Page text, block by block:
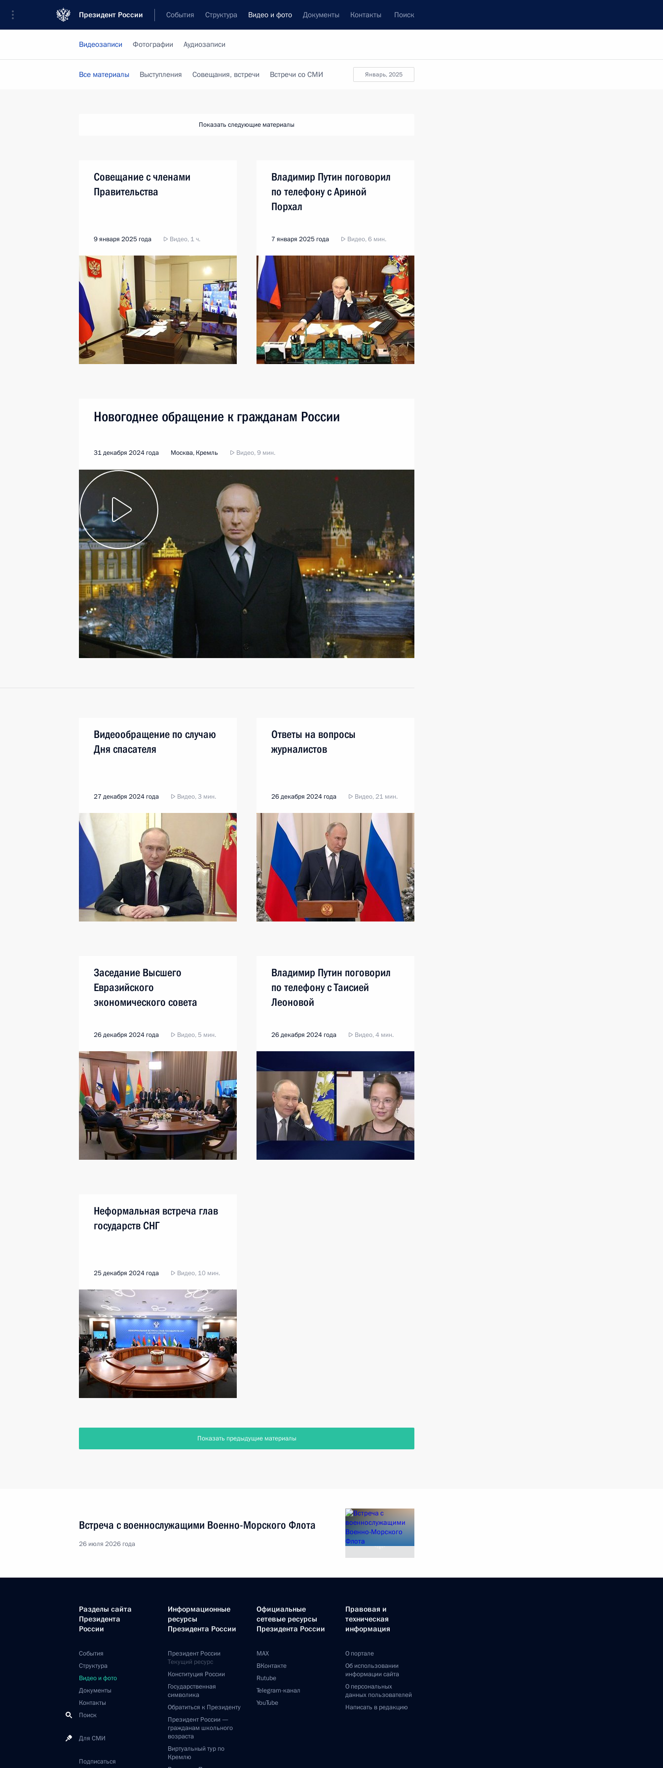
Президент России События Структура Видео и фото Документы Контакты Поиск
Видеозаписи Фотографии Аудиозаписи
январь, 2025
Все материалы Выступления Совещания, встречи Встречи со СМИ
Показать следующие материалы
Совещание с членами
Правительства
9 января 2025 года Видео, 1 ч.
Владимир Путин поговорил
по телефону с Ариной
Порхал
7 января 2025 года Видео, 6 мин.
Новогоднее обращение к гражданам России
31 декабря 2024 года Москва, Кремль Видео, 9 мин.
Видеообращение по случаю
Дня спасателя
27 декабря 2024 года Видео, 3 мин.
Ответы на вопросы
журналистов
26 декабря 2024 года Видео, 21 мин.
Заседание Высшего
Евразийского
экономического совета
26 декабря 2024 года Видео, 5 мин.
Владимир Путин поговорил
по телефону с Таисией
Леоновой
26 декабря 2024 года Видео, 4 мин.
Неформальная встреча глав
государств СНГ
25 декабря 2024 года Видео, 10 мин.
Показать предыдущие материалы
Встреча с военнослужащими Военно-Морского Флота
26 июля 2026 года
Разделы сайта
Президента
России
События
Структура
Видео и фото
Документы
Контакты
Поиск
Для СМИ
Подписаться
Информационные
ресурсы
Президента России
Президент России
Текущий ресурс
Конституция России
Государственная
символика
Обратиться к Президенту
Президент России —
гражданам школьного
возраста
Виртуальный тур по
Кремлю
Официальные
сетевые ресурсы
Президента России
MAX
ВКонтакте
Rutube
Telegram-канал
YouTube
Правовая и
техническая
информация
О портале
Об использовании
информации сайта
О персональных
данных пользователей
Написать в редакцию